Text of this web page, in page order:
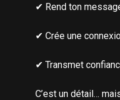
✔ Rend ton
✔ Crée une
✔ Transmet
C’est un détail…